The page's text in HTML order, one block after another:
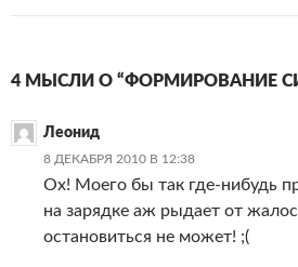
4 МЫСЛИ О “ФОРМИРОВАНИЕ
Леонид
8 ДЕКАБРЯ 2010 В 12:38
Ох! Моего бы так где-нибудь
на зарядке аж рыдает от
остановиться не может! ;(